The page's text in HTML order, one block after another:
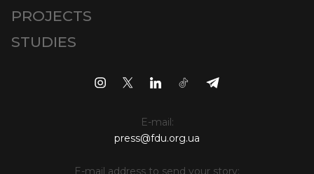
PROJECTS
STUDIES
E-mail:
press@fdu.org.ua